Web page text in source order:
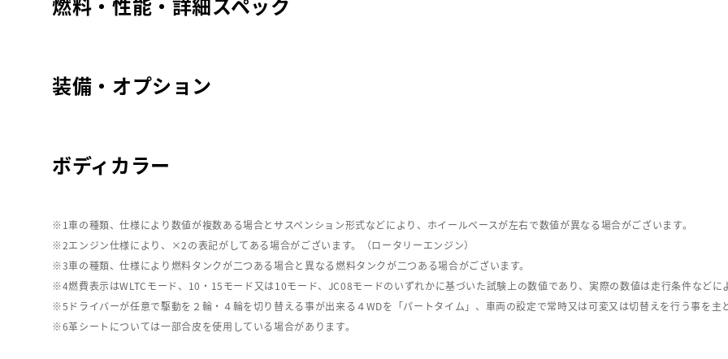
装備・オプション
ボディカラー
車の種類、仕様により数値が複数ある場合とサスペンション形式などにより、ホイールベースが左右で数値が異なる場合がございます。
エンジン仕様により、×2の表記がしてある場合がございます。（ロータリーエンジン）
車の種類、仕様により燃料タンクが二つある場合と異なる燃料タンクが二つある場合がございます。
燃費表示はWLTCモード、10・15モード又は10モード、JC08モードのいずれかに基づいた試験上の数値であり、実際の数値は走行条件などに
ドライバーが任意で駆動を２輪・４輪を切り替える事が出来る４WDを「パートタイム」、車両の設定で常時又は可変又は切替えを行う事を主
革シートについては一部合皮を使用している場合があります。